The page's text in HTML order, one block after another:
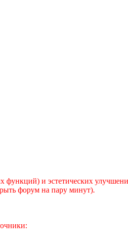
функций) и эстетических
форум на пару минут).